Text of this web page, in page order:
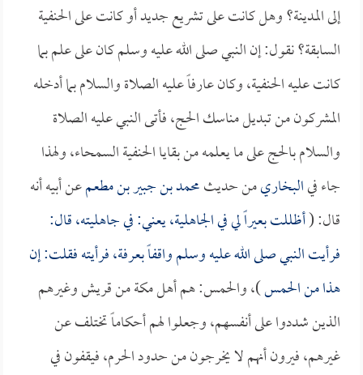
إلى المدينة؟ وهل كانت على تشريع جديد أو كانت على الحنفية
السابقة؟ نقول: إن النبي صلى الله عليه وسلم كان على علم بما
كانت عليه الحنفية، وكان عارفاً عليه الصلاة والسلام بما أدخله
المشركون من تبديل مناسك الحج، فأتى النبي عليه الصلاة
والسلام بالحج على ما يعلمه من بقايا الحنفية السمحاء، ولهذا
جاء فيالبخاريمن حديثمحمد بن جبير بن مطعمعن أبيه أنه
قال: (أظللت بعيراً لي في الجاهلية، يعني: في جاهليته، قال:
فرأيت النبي صلى الله عليه وسلم واقفاً بعرفة، فرأيته فقلت: إن
هذا من الحمس)، والحمس: هم أهل مكة من قريش وغيرهم
الذين شددوا على أنفسهم، وجعلوا لهم أحكاماً تختلف عن
غيرهم، فيرون أنهم لا يخرجون من حدود الحرم، فيقفون في